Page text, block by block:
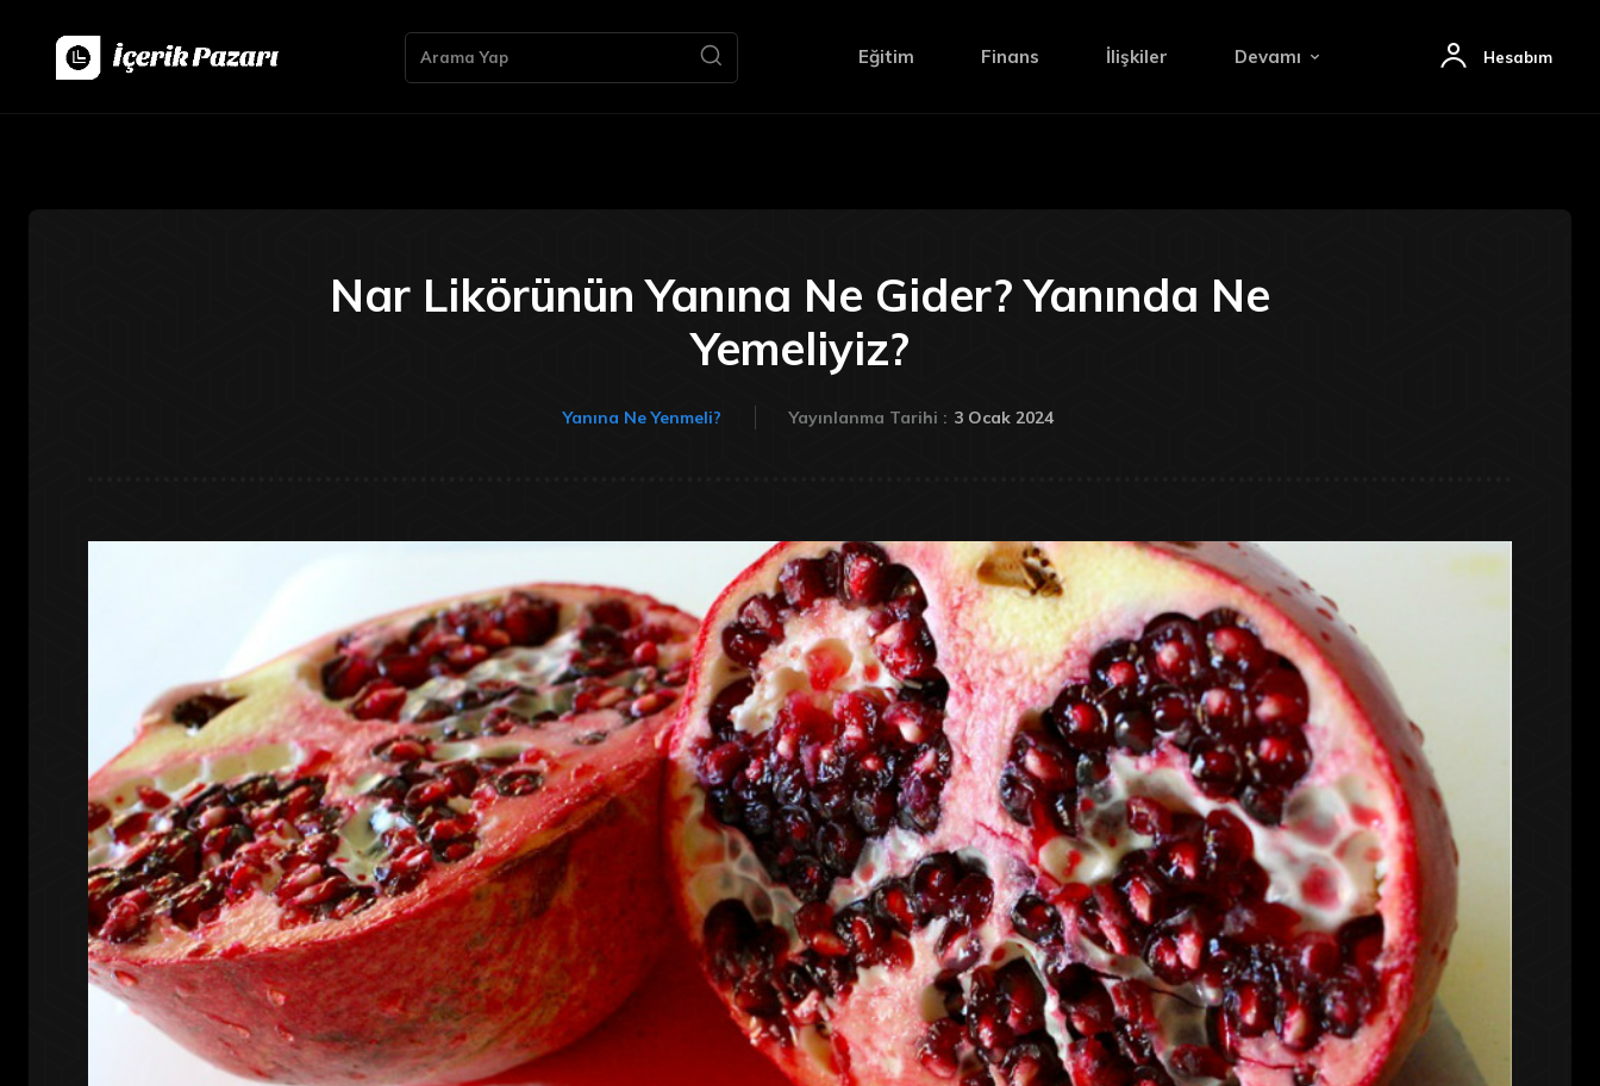
Arama Yap Eğitim Finans İlişkiler Devamı Hesabım
Nar Likörünün Yanına Ne Gider? Yanında Ne
Yemeliyiz?
Yanına Ne Yenmeli? Yayınlanma Tarihi : 3 Ocak 2024